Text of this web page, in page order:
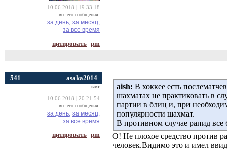
10.06.2018 | 19:33:18
все его сообщения:
за день, за месяц,
за все время
цитировать pm
541 asaka2014
кмс
10.06.2018 | 20:21:54
все его сообщения:
за день, за месяц,
за все время
цитировать pm
aish: В хоккее есть
шахматах не практиковать в
партии в блиц и, при
популярности шахмат.
В противном случае рапид все
O! Не плохое средство против
человек.Видимо это и имел